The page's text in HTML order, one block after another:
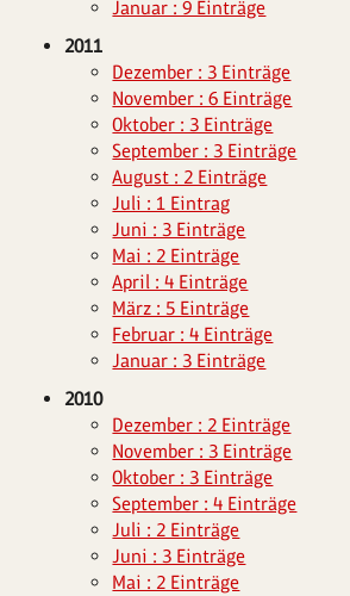
Januar : 9 Einträge
2011
Dezember : 3 Einträge
November : 6 Einträge
Oktober : 3 Einträge
September : 3 Einträge
August : 2 Einträge
Juli : 1 Eintrag
Juni : 3 Einträge
Mai : 2 Einträge
April : 4 Einträge
März : 5 Einträge
Februar : 4 Einträge
Januar : 3 Einträge
2010
Dezember : 2 Einträge
November : 3 Einträge
Oktober : 3 Einträge
September : 4 Einträge
Juli : 2 Einträge
Juni : 3 Einträge
Mai : 2 Einträge